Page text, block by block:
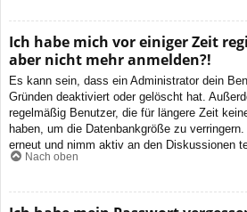
Ich habe mich vor einiger Zeit
aber nicht mehr anmelden?!
Es kann sein, dass ein Administrator dein
Gründen deaktiviert oder gelöscht hat.
regelmäßig Benutzer, die für längere Zeit
haben, um die Datenbankgröße zu
erneut und nimm aktiv an den Diskussionen
Nach oben